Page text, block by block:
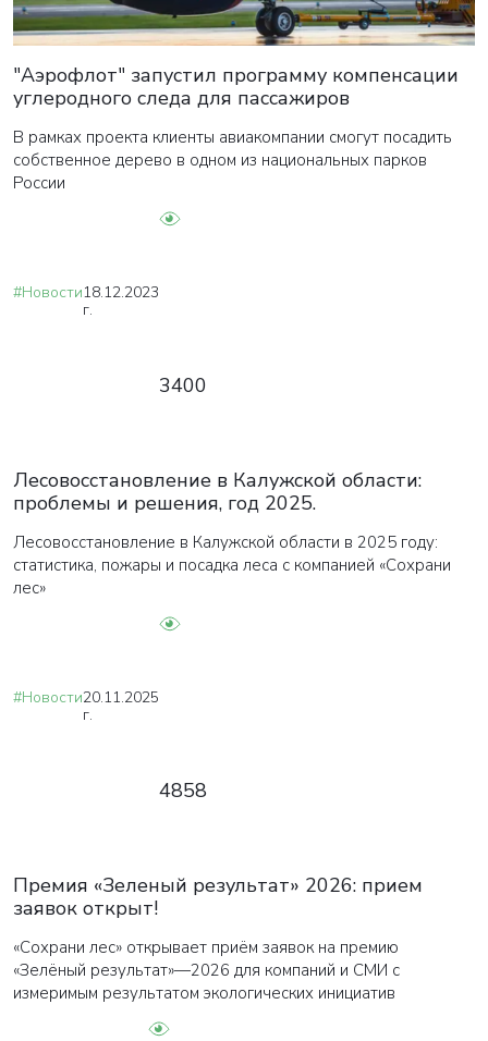
"Аэрофлот" запустил программу компенсации
углеродного следа для пассажиров
В рамках проекта клиенты авиакомпании смогут посадить
собственное дерево в одном из национальных парков
России
#Новости18.12.2023
г.
3400
Лесовосстановление в Калужской области:
проблемы и решения, год 2025.
Лесовосстановление в Калужской области в 2025 году:
статистика, пожары и посадка леса с компанией «Сохрани
лес»
#Новости20.11.2025
г.
4858
Премия «Зеленый результат» 2026: прием
заявок открыт!
«Сохрани лес» открывает приём заявок на премию
«Зелёный результат»—2026 для компаний и СМИ с
измеримым результатом экологических инициатив